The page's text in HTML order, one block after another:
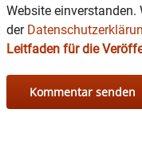
Website
der
Leitfaden für die